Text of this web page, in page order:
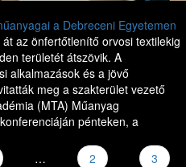
a Debreceni Egyetemen
az önfertőtlenítő orvosi textilekig
területét átszövik. A
alkalmazások és a jövő
meg a szakterület vezető
(MTA) Műanyag
pénteken, a
… 2
3